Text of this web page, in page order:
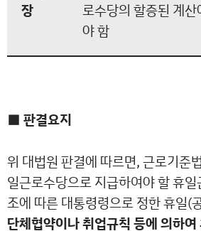
장
로수당의 할증된 계
야 함
■ 판결요지
위 대법원 판결에 따르면, 근로기준
일근로수당으로 지급하여야 할 휴
조에 따른 대통령령으로 정한 휴일(
단체협약이나 취업규칙 등에 의하